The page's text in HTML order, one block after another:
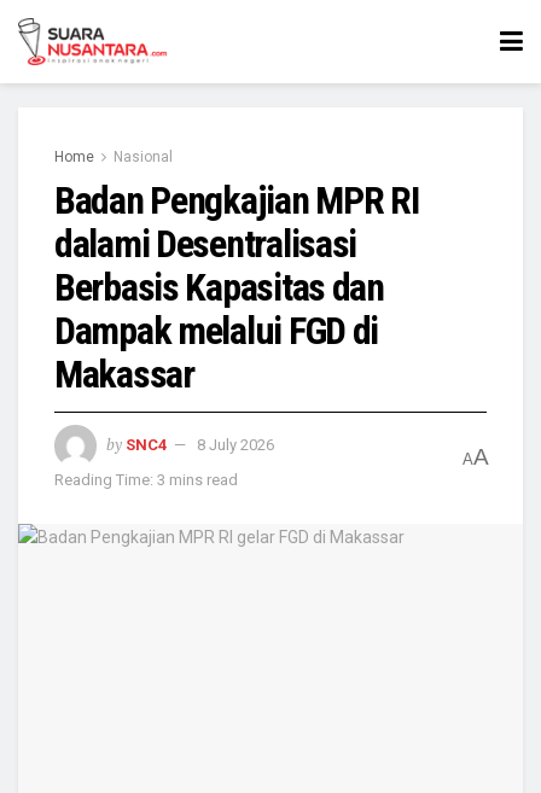
Home Nasional
Badan Pengkajian MPR RI
dalami Desentralisasi
Berbasis Kapasitas dan
Dampak melalui FGD di
Makassar
by SNC4
8 July 2026
Reading Time: 3 mins read
AA